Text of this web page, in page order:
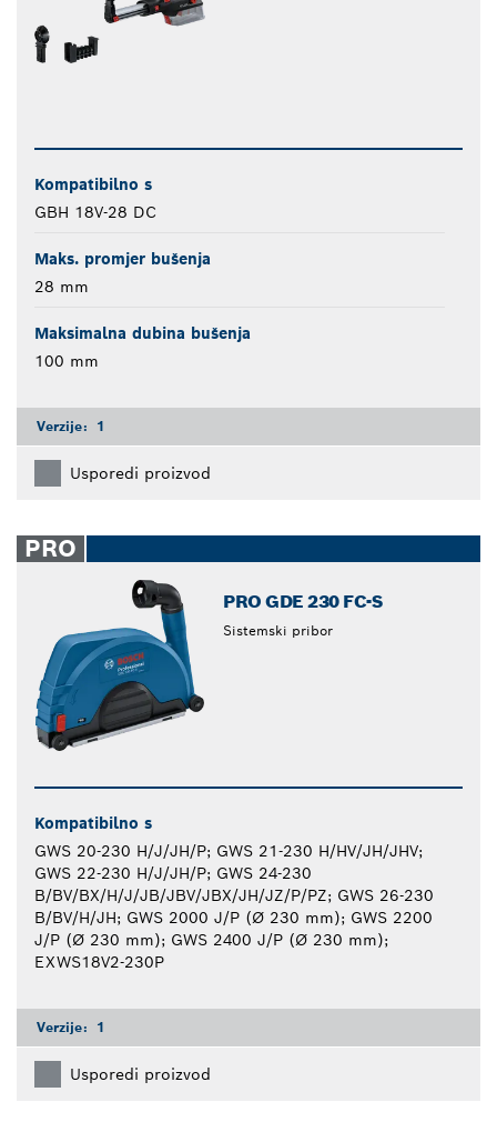
Kompatibilno s
GBH 18V-28 DC
Maks. promjer bušenja
28 mm
Maksimalna dubina bušenja
100 mm
Verzije: 1
Usporedi proizvod
PRO
PRO GDE 230 FC-S
Sistemski pribor
Kompatibilno s
GWS 20-230 H/J/JH/P; GWS 21-230 H/HV/JH/JHV;
GWS 22-230 H/J/JH/P; GWS 24-230
B/BV/BX/H/J/JB/JBV/JBX/JH/JZ/P/PZ; GWS 26-230
B/BV/H/JH; GWS 2000 J/P (Ø 230 mm); GWS 2200
J/P (Ø 230 mm); GWS 2400 J/P (Ø 230 mm);
EXWS18V2-230P
Verzije: 1
Usporedi proizvod